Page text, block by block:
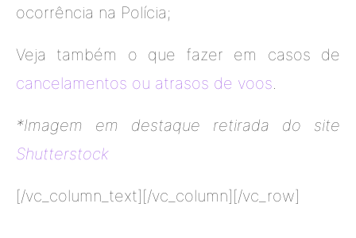
ocorrência na Polícia;
Veja também o que fazer em casos de
cancelamentos ou atrasos de voos
*Imagem em destaque retirada do site
Shutterstock
[/vc_column_text][/vc_column][/vc_row]